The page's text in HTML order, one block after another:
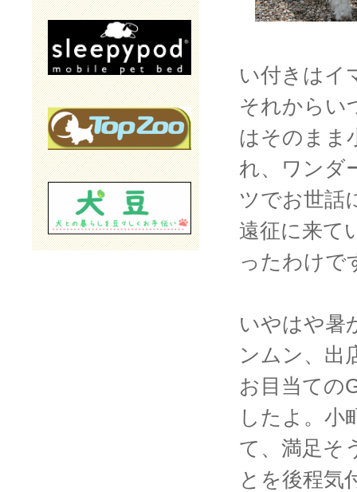
い付きはイ
それからい
はそのまま
れ、ワンダ
ツでお世話
遠征に来て
ったわけで
いやはや暑
ンムン、出
お目当ての
したよ。小
て、満足そ
とを後程気